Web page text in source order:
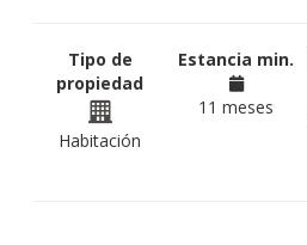
Tipo de
propiedad
Habitación
Estancia min.
11 meses